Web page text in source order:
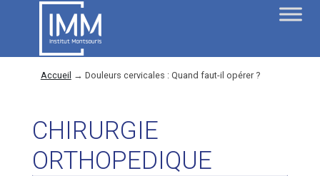
Accueil → Douleurs cervicales : Quand faut-il opérer ?
CHIRURGIE
ORTHOPEDIQUE